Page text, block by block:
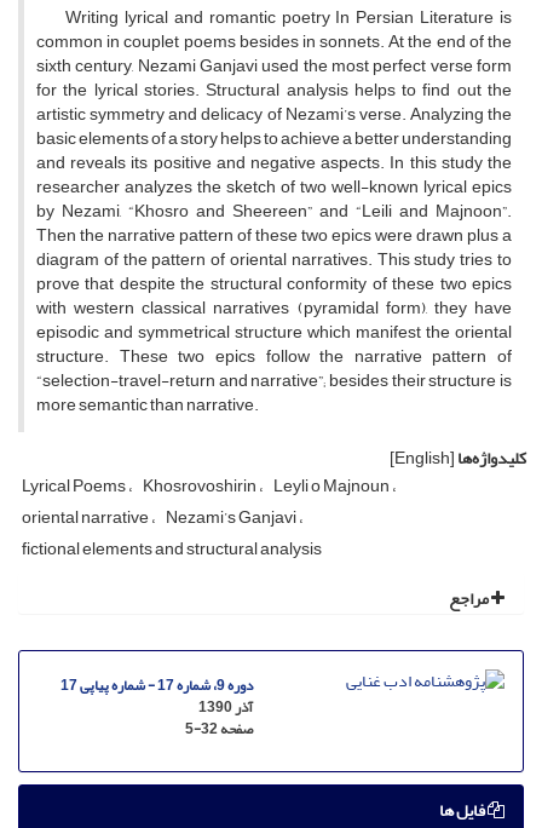
Writing lyrical and romantic poetry In Persian Literature is
common in couplet poems besides in sonnets. At the end of the
sixth century, Nezami Ganjavi used the most perfect verse form
for the lyrical stories. Structural analysis helps to find out the
artistic symmetry and delicacy of Nezami’s verse. Analyzing the
basic elements of a story helps to achieve a better understanding
and reveals its positive and negative aspects. In this study the
researcher analyzes the sketch of two well-known lyrical epics
by Nezami, “Khosro and Sheereen” and “Leili and Majnoon”.
Then the narrative pattern of these two epics were drawn plus a
diagram of the pattern of oriental narratives. This study tries to
prove that despite the structural conformity of these two epics
with western classical narratives (pyramidal form), they have
episodic and symmetrical structure which manifest the oriental
structure. These two epics follow the narrative pattern of
“selection-travel-return and narrative”; besides their structure is
more semantic than narrative.
کلیدواژه‌ها[English]
Lyrical Poems Khosrovoshirin Leyli o Majnoun
oriental narrative Nezami’s Ganjavi
fictional elements and structural analysis
مراجع
دوره 9، شماره 17 - شماره پیاپی 17
آذر 1390
صفحه5-32
فایل ها